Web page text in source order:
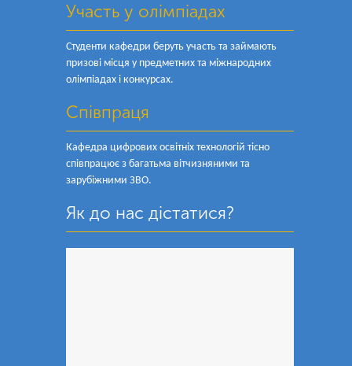
Участь у олімпіадах
Студенти кафедри беруть участь та займають
призові місця у предметних та міжнародних
олімпіадах і конкурсах.
Співпраця
Кафедра цифрових освітніх технологій тісно
співпрацює з багатьма вітчизняними та
зарубіжними ЗВО.
Як до нас дістатися?